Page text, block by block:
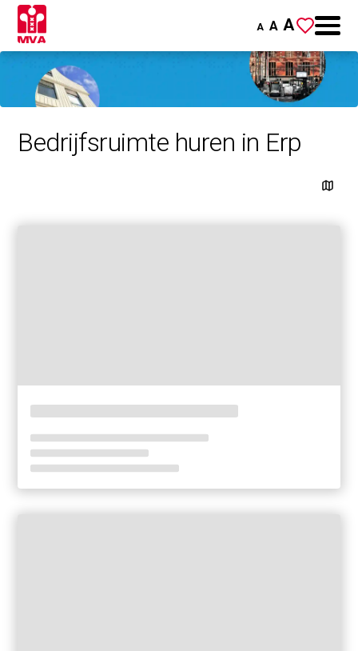
A A A
Bedrijfsruimte huren in Erp